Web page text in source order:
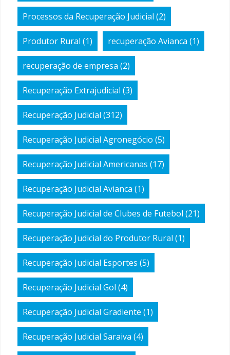
Processos da Recuperação Judicial (2)
Produtor Rural (1) recuperação Avianca (1)
recuperação de empresa (2)
Recuperação Extrajudicial (3)
Recuperação Judicial (312)
Recuperação Judicial Agronegócio (5)
Recuperação Judicial Americanas (17)
Recuperação Judicial Avianca (1)
Recuperação Judicial de Clubes de Futebol (21)
Recuperação Judicial do Produtor Rural (1)
Recuperação Judicial Esportes (5)
Recuperação Judicial Gol (4)
Recuperação Judicial Gradiente (1)
Recuperação Judicial Saraiva (4)